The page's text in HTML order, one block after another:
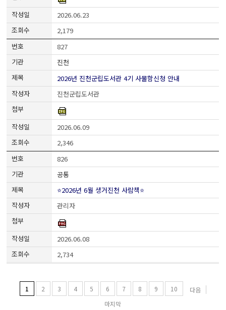
2026.06.23
2,179
827
진천
2026년 진천군립도서관 4기 사물함신청 안내
진천군립도서관
2026.06.09
2,346
826
공통
⭐2026년 6월 생거진천 사람책⭐
관리자
2026.06.08
2,734
1 2 3 4 5 6 7 8 9 10
다음
마지막